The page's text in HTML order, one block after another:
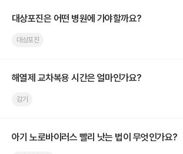
대상포진은 어떤 병원에 가야할까요?
대상포진
해열제 교차복용 시간은 얼마인가요?
감기
아기 노로바이러스 빨리 낫는 법이 무엇인가요?